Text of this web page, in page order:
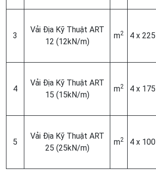
3
Vải Địa Kỹ Thuật ART
12 (12kN/m)
m2 4 x 225
4
Vải Địa Kỹ Thuật ART
15 (15kN/m)
m2 4 x 175
5
Vải Địa Kỹ Thuật ART
25 (25kN/m)
m2 4 x 100